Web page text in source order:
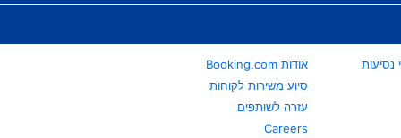
אודות Booking.com
סיוע משירות לקוחות
עזרה לשותפים
Careers